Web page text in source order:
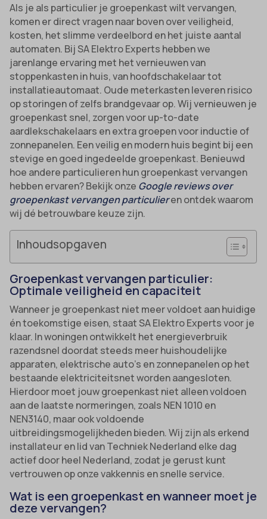
Als je als particulier je groepenkast wilt vervangen,
komen er direct vragen naar boven over veiligheid,
kosten, het slimme verdeelbord en het juiste aantal
automaten. Bij SA Elektro Experts hebben we
jarenlange ervaring met het vernieuwen van
stoppenkasten in huis, van hoofdschakelaar tot
installatieautomaat. Oude meterkasten leveren risico
op storingen of zelfs brandgevaar op. Wij vernieuwen je
groepenkast snel, zorgen voor up-to-date
aardlekschakelaars en extra groepen voor inductie of
zonnepanelen. Een veilig en modern huis begint bij een
stevige en goed ingedeelde groepenkast. Benieuwd
hoe andere particulieren hun groepenkast vervangen
hebben ervaren? Bekijk onze Google reviews over
groepenkast vervangen particulieren ontdek waarom
wij dé betrouwbare keuze zijn.
Inhoudsopgaven
Groepenkast vervangen particulier:
Optimale veiligheid en capaciteit
Wanneer je groepenkast niet meer voldoet aan huidige
én toekomstige eisen, staat SA Elektro Experts voor je
klaar. In woningen ontwikkelt het energieverbruik
razendsnel doordat steeds meer huishoudelijke
apparaten, elektrische auto’s en zonnepanelen op het
bestaande elektriciteitsnet worden aangesloten.
Hierdoor moet jouw groepenkast niet alleen voldoen
aan de laatste normeringen, zoals NEN 1010 en
NEN3140, maar ook voldoende
uitbreidingsmogelijkheden bieden. Wij zijn als erkend
installateur en lid van Techniek Nederland elke dag
actief door heel Nederland, zodat je gerust kunt
vertrouwen op onze vakkennis en snelle service.
Wat is een groepenkast en wanneer moet je
deze vervangen?